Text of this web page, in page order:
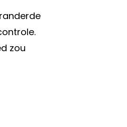
zou